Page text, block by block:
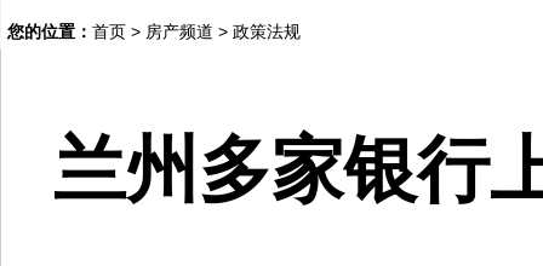
您的位置： 首页 > 房产频道 > 政策法规
兰州多家银行